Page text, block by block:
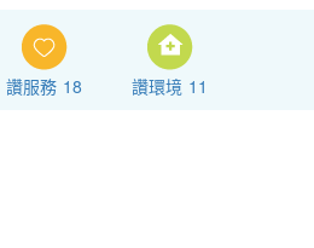
讚服務 18 讚環境 11